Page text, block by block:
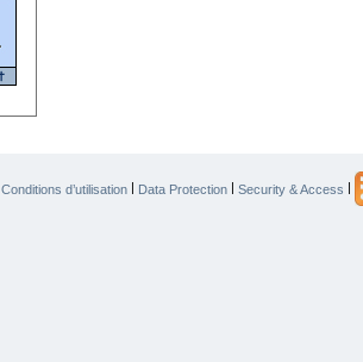
Conditions d’utilisation Data Protection Security & Access